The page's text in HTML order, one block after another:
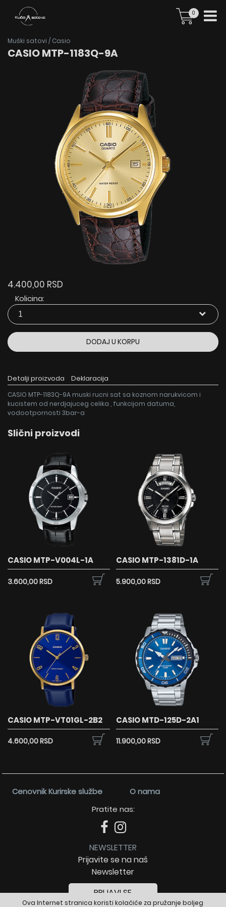
Ova Internet stranica koristi kolačiće za pružanje boljeg
0
Muški satovi / Casio
CASIO MTP-1183Q-9A
4.400,00 RSD
Kolicina:
DODAJ U KORPU
Detalji proizvoda Deklaracija
CASIO MTP-1183Q-9A muski rucni sat sa koznom narukvicom i
kucistem od nerdjajuceg celika , funkcijom datuma,
vodootpornosti 3bar-a
Slični proizvodi
CASIO MTP-V004L-1A
3.600,00 RSD
CASIO MTP-1381D-1A
5.900,00 RSD
CASIO MTP-VT01GL-2B2
4.600,00 RSD
CASIO MTD-125D-2A1
11.900,00 RSD
Cenovnik Kurirske službe
O nama
Pratite nas:
NEWSLETTER
Prijavite se na naš
Newsletter
PRIJAVI SE